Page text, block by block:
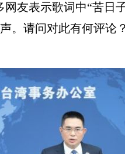
友表示歌词中“苦
。请问对此有何评论？